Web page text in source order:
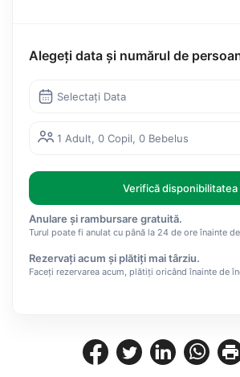
Alegeți data și numărul de
Selectați Data
1 Adult, 0 Copil, 0 Bebelus
Verifică disponibilitatea
Anulare și rambursare gratuită.
Turul poate fi anulat cu până la 24 de ore înainte
Rezervați acum și plătiți mai târziu.
Faceți rezervarea acum, plătiți oricând înainte de